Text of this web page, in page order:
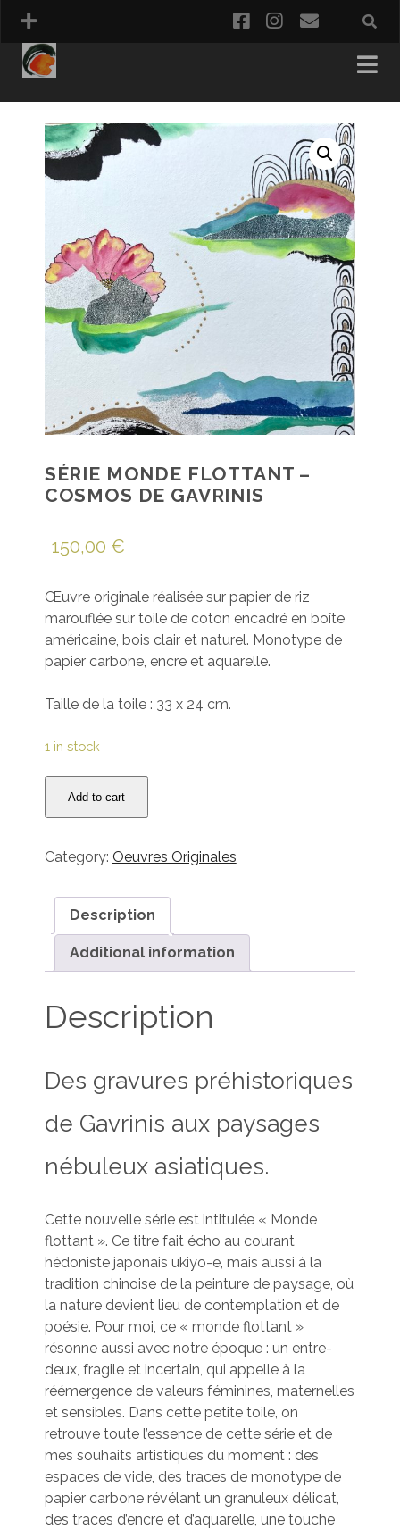
COMMANDE
facebookinstagram
email
SÉRIE MONDE FLOTTANT –
COSMOS DE GAVRINIS
150,00 €
Œuvre originale réalisée sur papier de riz
marouflée sur toile de coton encadré en boîte
américaine, bois clair et naturel. Monotype de
papier carbone, encre et aquarelle.
Taille de la toile : 33 x 24 cm.
1 in stock
Monde
-
Cosmos
Gavrinis
quantity
Add to cart
Category: Oeuvres Originales
Description
Additional information
Description
Des gravures préhistoriques
de Gavrinis aux paysages
nébuleux asiatiques.
Cette nouvelle série est intitulée « Monde
flottant ». Ce titre fait écho au courant
hédoniste japonais ukiyo-e, mais aussi à la
tradition chinoise de la peinture de paysage, où
la nature devient lieu de contemplation et de
poésie. Pour moi, ce « monde flottant »
résonne aussi avec notre époque : un entre-
deux, fragile et incertain, qui appelle à la
réémergence de valeurs féminines, maternelles
et sensibles. Dans cette petite toile, on
retrouve toute l’essence de cette série et de
mes souhaits artistiques du moment : des
espaces de vide, des traces de monotype de
papier carbone révélant un granuleux délicat,
des traces d’encre et d’aquarelle, une touche